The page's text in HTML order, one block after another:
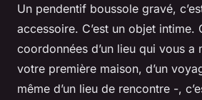
Un pendentif boussole gravé,
accessoire. C’est un objet intime.
coordonnées d’un lieu qui vous a
votre première maison, d’un
même d’un lieu de rencontre -,